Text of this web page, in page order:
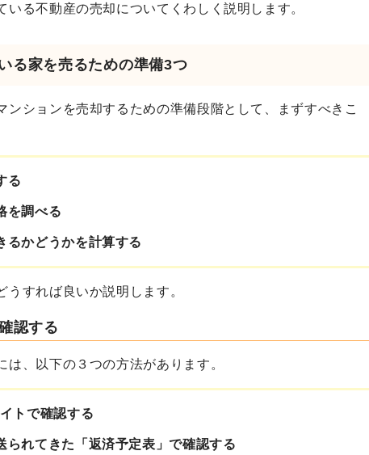
いる不動産の売却についてくわしく説明します。
る家を売るための準備3つ
ンションを売却するための準備段階として、まずすべきこ
る
を調べる
るかどうかを計算する
すれば良いか説明します。
認する
、以下の３つの方法があります。
トで確認する
られてきた「返済予定表」で確認する